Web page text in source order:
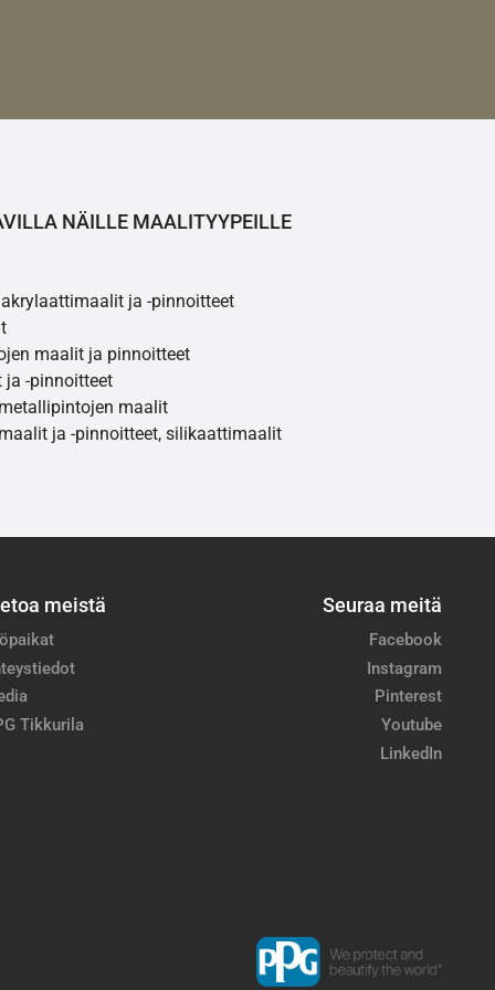
NÄILLE MAALITYYPEILLE
ja -pinnoitteet
maalit ja pinnoitteet
ja -pinnoitteet
maalit
ja -pinnoitteet, silikaattimaalit
meistä
Tikkurila
Seuraa meitä
Facebook
Instagram
Pinterest
Youtube
LinkedIn